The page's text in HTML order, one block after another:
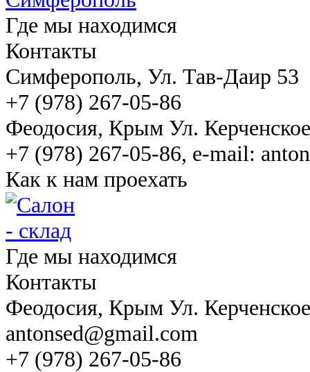
Где мы находимся
Контакты
Симферополь, Ул. Тав-Даир 53
+7 (978) 267-05-86
Феодосия, Крым Ул.
+7 (978) 267-05-86, e-mail:
Как к нам проехать
Где мы находимся
Контакты
Феодосия, Крым Ул.
antonsed@gmail.com
+7 (978) 267-05-86